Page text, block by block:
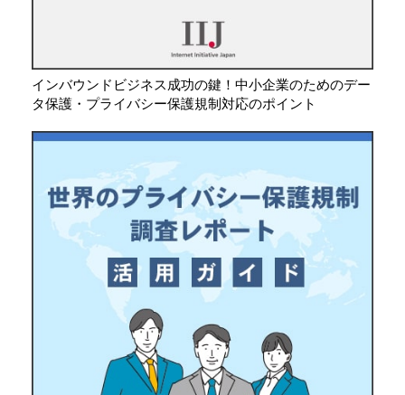
インバウンドビジネス成功の鍵！中小企業のためのデー
タ保護・プライバシー保護規制対応のポイント